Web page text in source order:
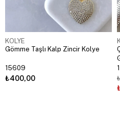
KOLYE
Gömme Taşlı Kalp Zincir Kolye
15609
₺400,00